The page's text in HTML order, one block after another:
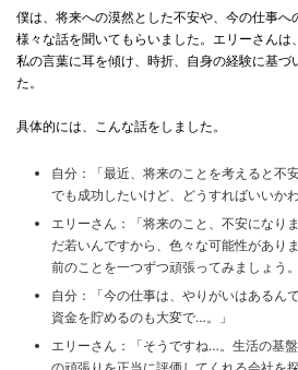
僕は、将来への漠然とした不安や、今の仕事へ
様々な話を聞いてもらいました。エリーさんは
私の言葉に耳を傾け、時折、自身の経験に基づ
た。
具体的には、こんな話をしました。
自分：「最近、将来のことを考えると不
でも成功したいけど、どうすればいいか
エリーさん：「将来のこと、不安になり
だ若いんですから、色々な可能性があり
前のことを一つずつ頑張ってみましょう。
自分：「今の仕事は、やりがいはあるん
資金を貯めるのも大変で…。」
エリーさん：「そうですね…。生活の基